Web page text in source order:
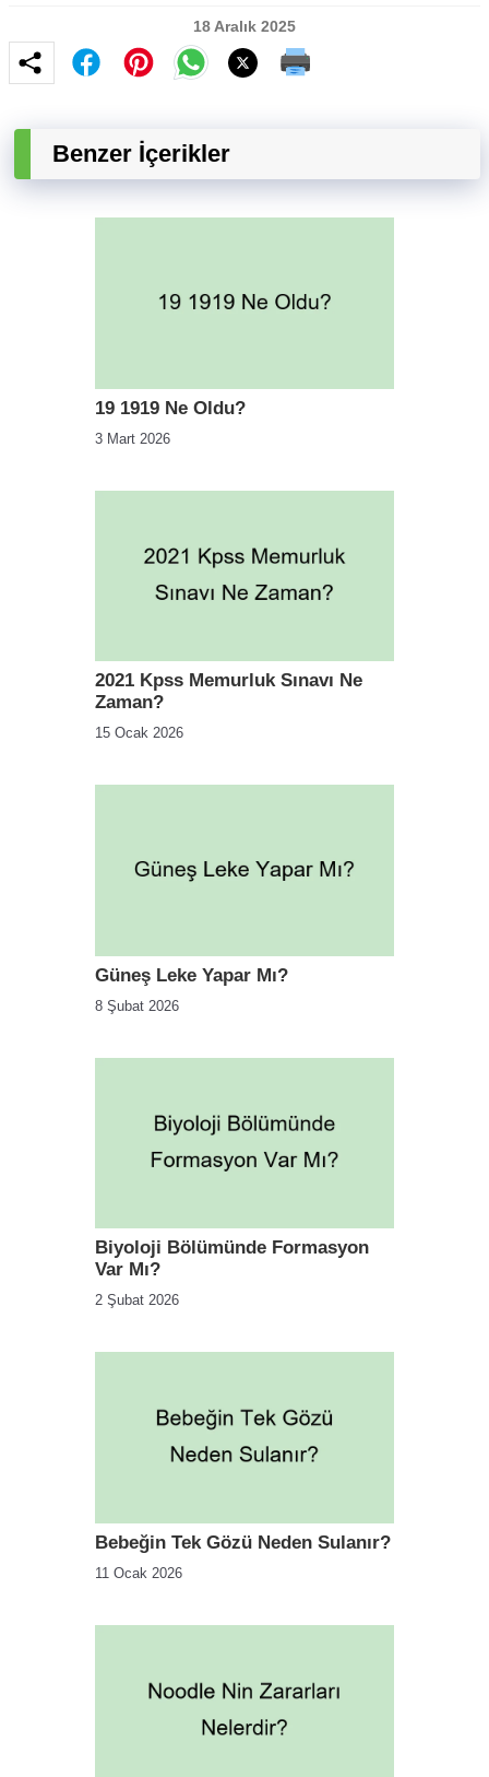
18 Aralık 2025
Benzer İçerikler
19 1919 Ne Oldu?
3 Mart 2026
2021 Kpss Memurluk Sınavı Ne
Zaman?
15 Ocak 2026
Güneş Leke Yapar Mı?
8 Şubat 2026
Biyoloji Bölümünde Formasyon
Var Mı?
2 Şubat 2026
Bebeğin Tek Gözü Neden Sulanır?
11 Ocak 2026